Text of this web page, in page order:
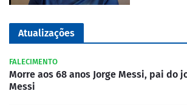
Atualizações
FALECIMENTO
Morre aos 68 anos Jorge Messi, pai do
Messi